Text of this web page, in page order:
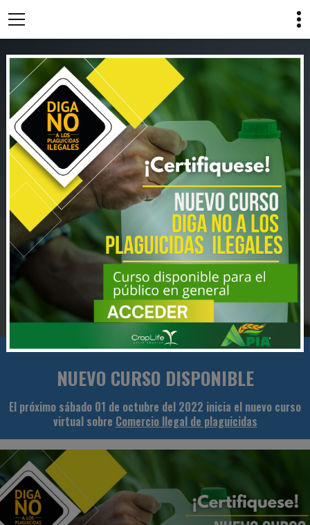
ESTIMADO LECTOR:
PONEMOS A DISPOSICION DEL PRODUCTOR
AGROPECUARIO Y LA SOCIEDAD EN SU
CONJUNTO, MATERIAL DE INTERES COMO SER
AFICHES, CUÑAS RADIALES, PODCASTS,
INFOGRAFIAS, Y VIDEOSEN EL MARCO DE UNA
CAMPAÑA DE LUCHA CONTRA EL COMERCIO
ILEGAL DE INSUMOS AGROPECUARIOS.
NUEVO CURSO DISPONIBLE
El próximo sábado 01 de octubre del 2022 inicia el nuevo curso
virtual sobre Comercio Ilegal de plaguicidas